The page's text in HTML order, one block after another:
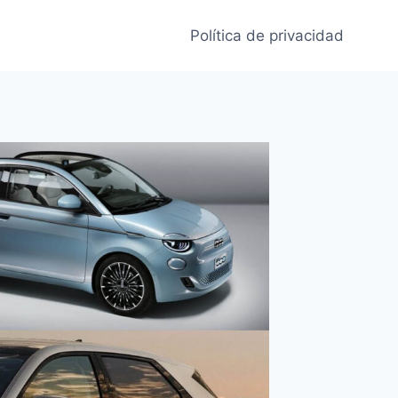
Política de privacidad